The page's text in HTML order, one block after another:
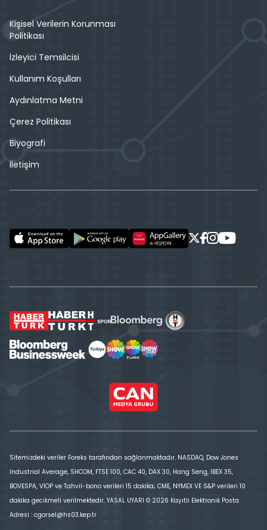
Kişisel Verilerin Korunması
Politikası
İzleyici Temsilcisi
Kullanım Koşulları
Aydınlatma Metni
Çerez Politikası
Biyografi
İletişim
Sitemizdeki veriler Foreks tarafından sağlanmaktadır. NASDAQ, Dow Jones
Industrial Average, SHCOM, FTSE 100, CAC 40, DAX 30, Hang Seng, IBEX 35,
BOVESPA, VİOP ve Tahvil-bono verileri 15 dakika; CME, NYMEX VE S&P verileri 10
dakika gecikmeli verilmektedir. YASAL UYARI © 2026 Kayıtlı Elektronik Posta
Adresi : cgorsel@hs03.kep.tr